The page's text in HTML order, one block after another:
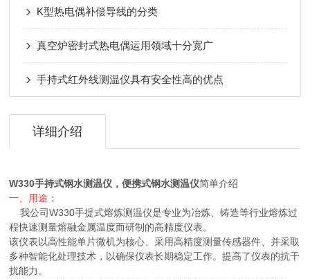
K型热电偶补偿导线的分类
真空炉密封式热电偶运用领域十分宽广
手持式红外线测温仪具有安全性高的优点
详细介绍
W330手持式钢水测温仪，便携式钢水测温仪简单介绍
一、用途：
我公司W330手提式熔炼测温仪是专业为冶炼、铸造等行业熔炼过
程快速测量熔融金属温度而研制的高精度仪表。
该仪表以高性能单片微机为核心、采用高精度测量传感器件、并采取
多种智能化处理技术，以确保仪表长期稳定工作。提高了仪表的抗干
扰能力。